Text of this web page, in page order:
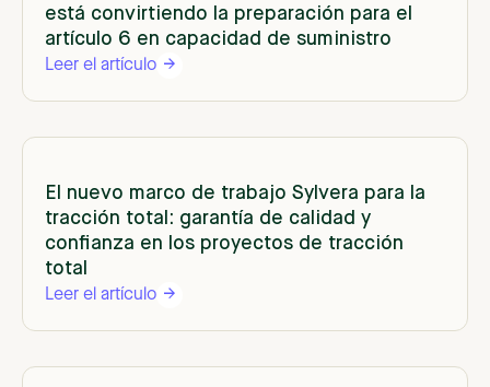
está convirtiendo la preparación para el
artículo 6 en capacidad de suministro
Leer el artículo
El nuevo marco de trabajo Sylvera para la
tracción total: garantía de calidad y
confianza en los proyectos de tracción
total
Leer el artículo